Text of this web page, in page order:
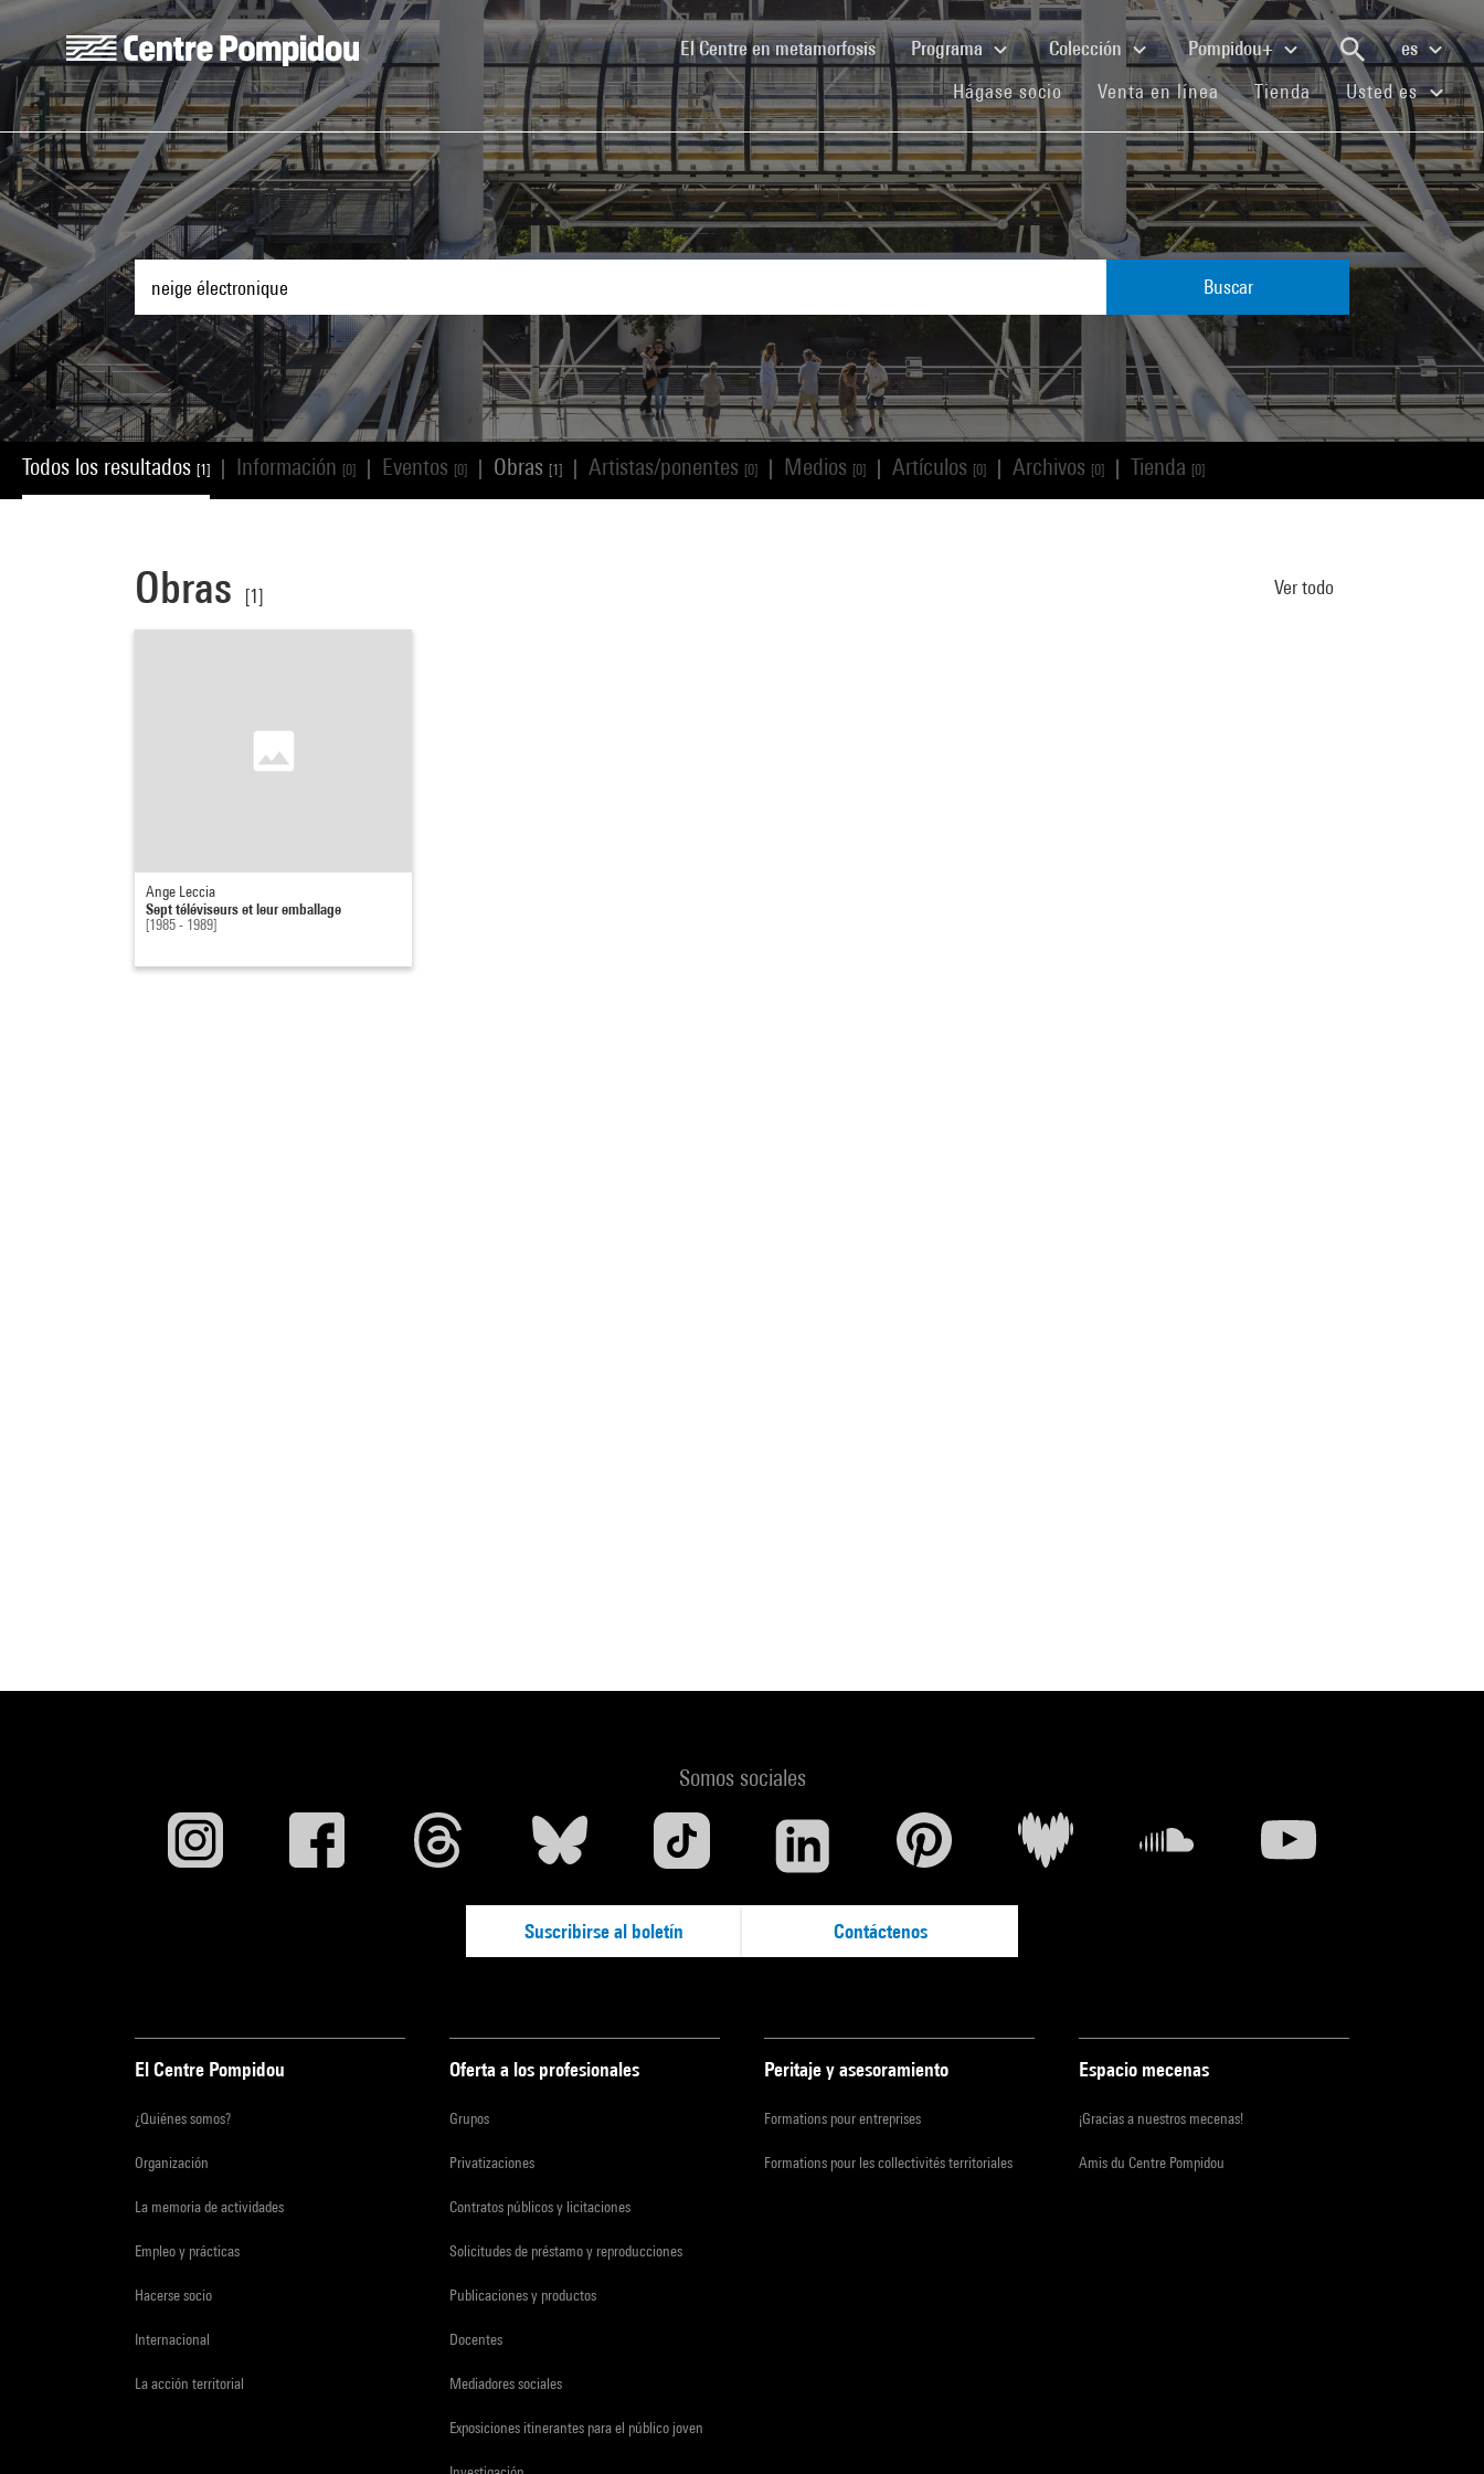
Skip to main content
Centre Pompidou
El Centre en metamorfosis(current)Programa Colección Pompidou+
es
Hágase socio(current)Venta en línea(current)
Tienda(current)Usted es
Buscar
Todos los resultados [1] Información [0] Eventos [0] Obras [1] Artistas/ponentes [0] Medios [0] Artículos [0] Archivos [0] Tienda [0]
Obras [1] Ver todo
Ange Leccia
Sept téléviseurs et leur emballage
[1985 - 1989]
Somos sociales
Suscribirse al boletín Contáctenos
El Centre Pompidou
¿Quiénes somos?
Organización
La memoria de actividades
Empleo y prácticas
Hacerse socio
Internacional
La acción territorial
Oferta a los profesionales
Grupos
Privatizaciones
Contratos públicos y licitaciones
Solicitudes de préstamo y reproducciones
Publicaciones y productos
Docentes
Mediadores sociales
Exposiciones itinerantes para el público joven
Peritaje y asesoramiento
Formations pour entreprises
Formations pour les collectivités territoriales
Espacio mecenas
¡Gracias a nuestros mecenas!
Amis du Centre Pompidou